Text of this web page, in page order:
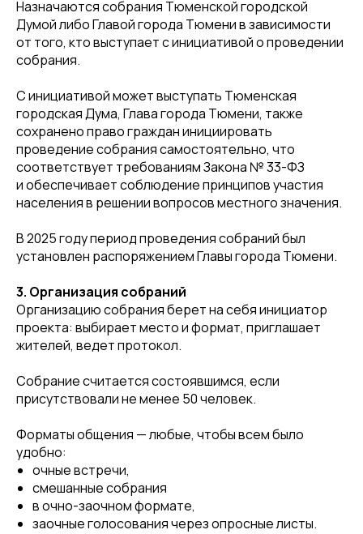
Назначаются собрания Тюменской городской
Думой либо Главой города Тюмени в зависимости
от того, кто выступает с инициативой о проведении
собрания.
С инициативой может выступать Тюменская
городская Дума, Глава города Тюмени, также
сохранено право граждан инициировать
проведение собрания самостоятельно, что
соответствует требованиям Закона № 33-ФЗ
и обеспечивает соблюдение принципов участия
населения в решении вопросов местного значения.
В 2025 году период проведения собраний был
установлен распоряжением Главы города Тюмени.
3. Организация собраний
Организацию собрания берет на себя инициатор
проекта: выбирает место и формат, приглашает
жителей, ведет протокол.
Собрание считается состоявшимся, если
присутствовали не менее 50 человек.
Форматы общения — любые, чтобы всем было
удобно:
очные встречи,
смешанные собрания
в очно-заочном формате,
заочные голосования через опросные листы.